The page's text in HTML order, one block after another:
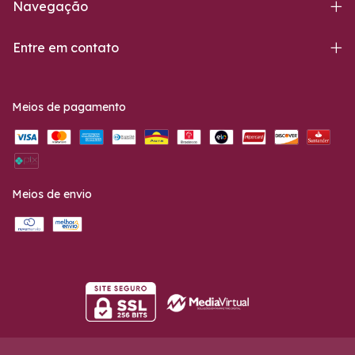
Navegação
Entre em contato
Meios de pagamento
Meios de envio